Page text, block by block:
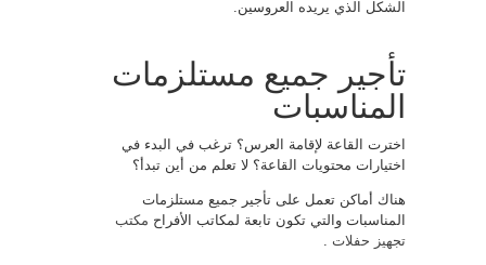
الشكل الذي يريده العروسين.
تأجير جميع مستلزمات
المناسبات
اخترت القاعة لإقامة العرس؟ ترغب في البدء في
اختيارات محتويات القاعة؟ لا تعلم من أين تبدأ؟
هناك أماكن تعمل على تأجير جميع مستلزمات
المناسبات والتي تكون تابعة لمكاتب الأفراح مكتب
تجهيز حفلات